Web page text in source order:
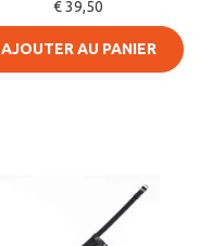
€ 39,50
AJOUTER AU PANIER